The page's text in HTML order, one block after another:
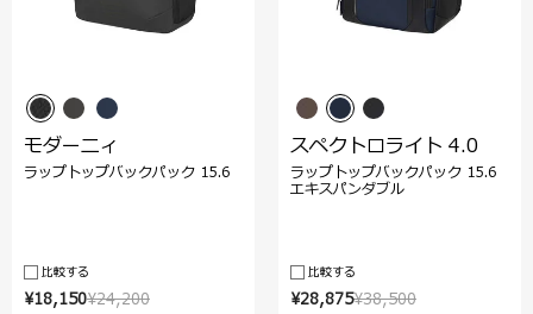
¥24,200
¥18,150
モダーニィ
ラップトップバックパック 15.6
比較する
¥38,500
¥28,875
スペクトロライト 4.0
ラップトップバックパック 15.6
エキスパンダブル
比較する